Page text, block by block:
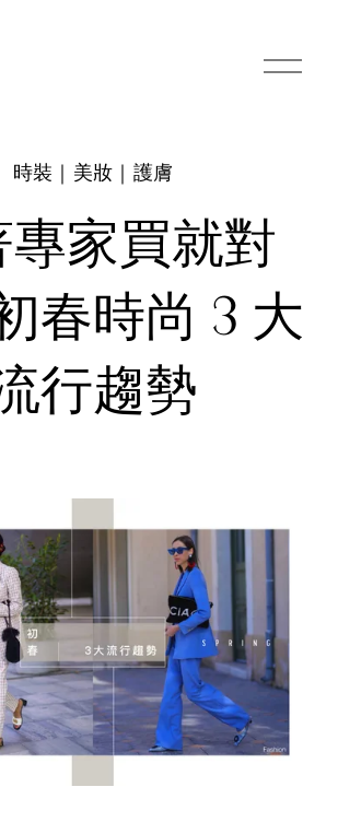
O
p
專家買就對
春時尚 3 大
行趨勢
時裝｜美妝｜護膚